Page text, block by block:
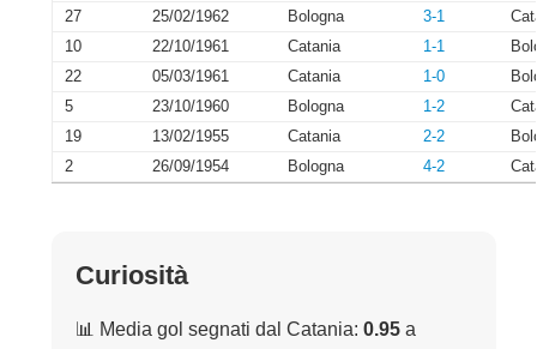
27
25/02/1962 Bologna 3-1
10
22/10/1961 Catania 1-1
22
05/03/1961 Catania 1-0
5
23/10/1960 Bologna 1-2
19
13/02/1955 Catania 2-2
2
26/09/1954 Bologna 4-2
Curiosità
📊 Media gol segnati dal Catania: 0.95 a